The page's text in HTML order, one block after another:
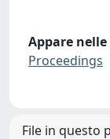
Appare
Proceedings
File in questo